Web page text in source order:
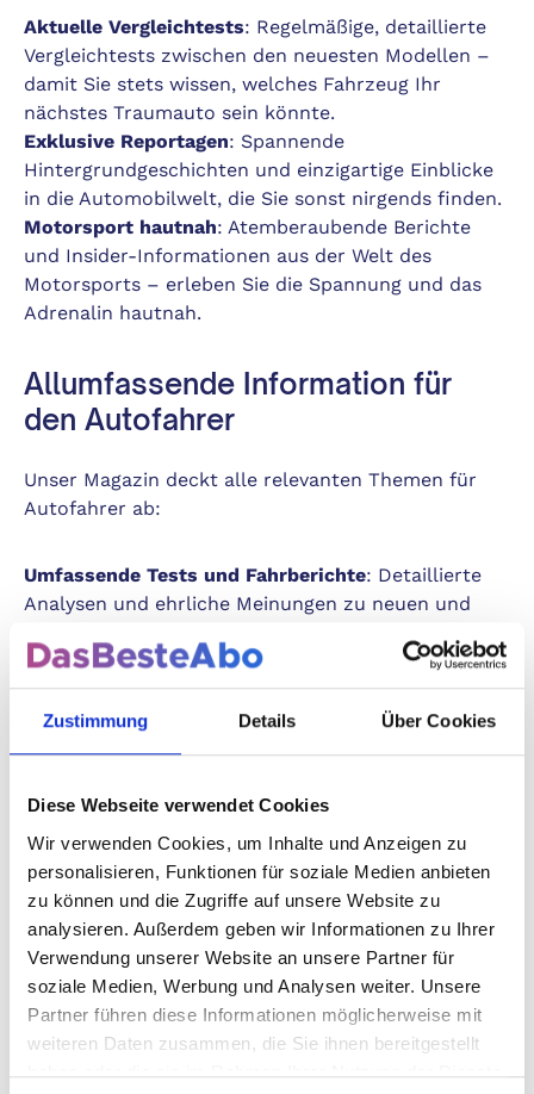
Zustimmung Details Über Cookies
Diese Webseite verwendet Cookies
Wir verwenden Cookies, um Inhalte und Anzeigen zu
personalisieren, Funktionen für soziale Medien anbieten
zu können und die Zugriffe auf unsere Website zu
analysieren. Außerdem geben wir Informationen zu Ihrer
Verwendung unserer Website an unsere Partner für
soziale Medien, Werbung und Analysen weiter. Unsere
Partner führen diese Informationen möglicherweise mit
weiteren Daten zusammen, die Sie ihnen bereitgestellt
haben oder die sie im Rahmen Ihrer Nutzung der Dienste
Aktuelle Vergleichtests: Regelmäßige, detaillierte
Vergleichtests zwischen den neuesten Modellen –
damit Sie stets wissen, welches Fahrzeug Ihr
nächstes Traumauto sein könnte.
Exklusive Reportagen: Spannende
Hintergrundgeschichten und einzigartige Einblicke
in die Automobilwelt, die Sie sonst nirgends finden.
Motorsport hautnah: Atemberaubende Berichte
und Insider-Informationen aus der Welt des
Motorsports – erleben Sie die Spannung und das
Adrenalin hautnah.
Allumfassende Information für
den Autofahrer
Unser Magazin deckt alle relevanten Themen für
Autofahrer ab:
Umfassende Tests und Fahrberichte: Detaillierte
Analysen und ehrliche Meinungen zu neuen und
Entscheidungen treffen können.
Innovative Technik: Bleiben Sie auf dem Laufenden
über die neuesten technologischen Entwicklungen
Tricks für den Alltag, vom Autokauf bis zur Wartung
und Pflege.
Ihre Vorteile auf einen Blick
Ein Abonnement der "Auto Bild" bietet Ihnen
zahlreiche Vorteile, die perfekt auf Ihre Bedürfnisse
abgestimmt sind: